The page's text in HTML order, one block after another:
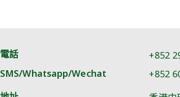
電話
SMS/Whatsapp/Wechat
+852
+852